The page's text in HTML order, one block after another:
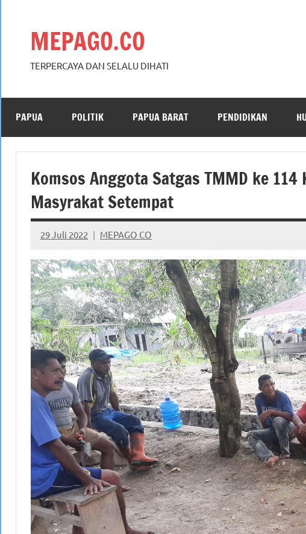
MEPAGO.CO
TERPERCAYA DAN SELALU DIHATI
PAPUA POLITIK PAPUA BARAT PENDIDIKAN
Komsos Anggota Satgas TMMD ke
Masyrakat Setempat
29 Juli 2022 MEPAGO CO
No
comments